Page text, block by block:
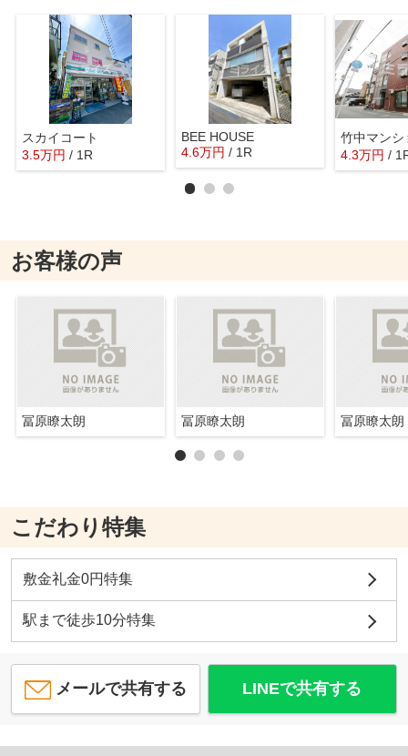
スカイコート
3.5万円 / 1R
BEE HOUSE
4.6万円 / 1R
竹中マンシ
4.3万円 /
お客様の声
冨原瞭太朗 冨原瞭太朗 冨原瞭太朗
こだわり特集
敷金礼金0円特集
駅まで徒歩10分特集
メールで共有する LINEで共有する